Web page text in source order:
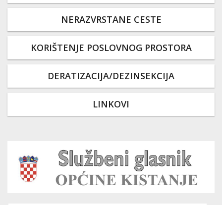
NERAZVRSTANE CESTE
KORIŠTENJE POSLOVNOG PROSTORA
DERATIZACIJA/DEZINSEKCIJA
LINKOVI